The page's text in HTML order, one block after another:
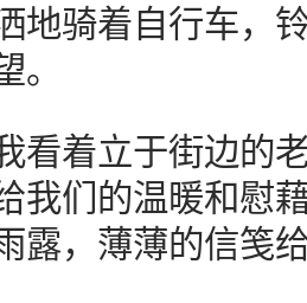
地骑着自行车，
。
着立于街边的老
我们的温暖和慰
露，薄薄的信笺